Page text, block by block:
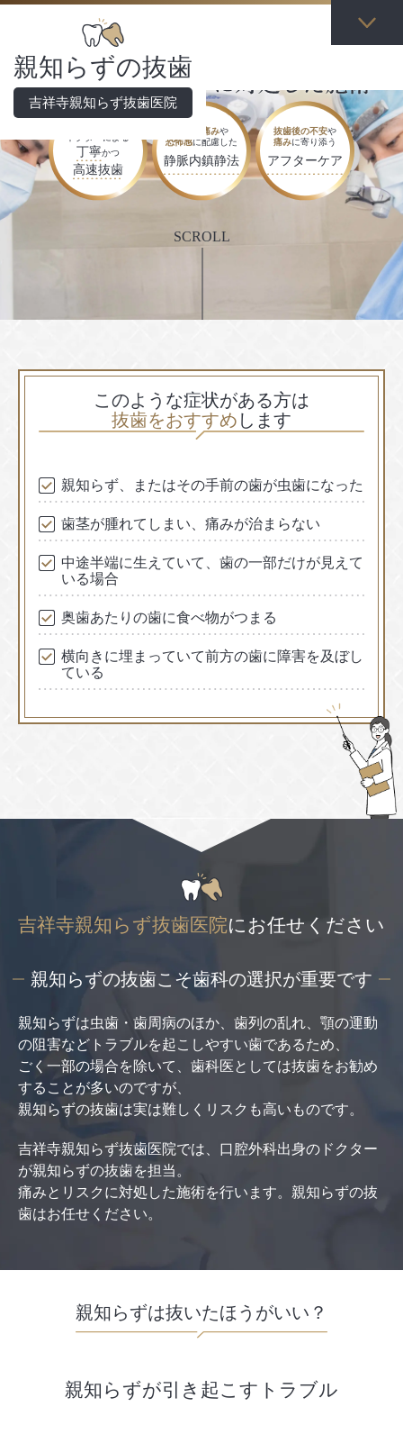
親知らずの抜歯
吉祥寺親知らず抜歯医院
吉祥寺親知らず抜歯医院
ドクターによる
丁寧かつ
高速抜歯
抜歯の痛みや
恐怖感に配慮した
静脈内鎮静法
抜歯後の不安や
痛みに寄り添う
アフターケア
SCROLL
このような症状がある方は
抜歯をおすすめ します
親知らず、またはその手前の歯が虫歯になった
歯茎が腫れてしまい、痛みが治まらない
中途半端に生えていて、歯の一部だけが見えて
いる場合
奥歯あたりの歯に食べ物がつまる
横向きに埋まっていて前方の歯に障害を及ぼし
ている
吉祥寺親知らず抜歯医院にお任せください
親知らずの抜歯こそ歯科の選択が重要です
親知らずは虫歯・歯周病のほか、歯列の乱れ、顎の運動
の阻害などトラブルを起こしやすい歯であるため、
ごく一部の場合を除いて、歯科医としては抜歯をお勧め
することが多いのですが、
親知らずの抜歯は実は難しくリスクも高いものです。
吉祥寺親知らず抜歯医院では、口腔外科出身のドクター
が親知らずの抜歯を担当。
痛みとリスクに対処した施術を行います。親知らずの抜
歯はお任せください。
親知らずは抜いたほうがいい？
親知らずが引き起こすトラブル